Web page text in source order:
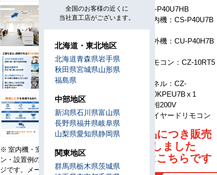
※ 室内機・室外機・リモコ
ン・設置例の画像はイメー
ジです。メーカー、機種等
型番 PA-P40U7HB
構成
室内機：CS-P40U7B
x 1
室外機：CU-P40H7B
リモコン：CZ-10RT5
パネル：CZ-
160KPEU7B x 1
三相200V
リモコン
ワイヤードリモコン
旧型番商品につき販売
は終了しました
後継機種はこちらです
全国のお客様の近くに
当社直工店がございます。
北海道・東北地区
北海道青森県岩手県
秋田県宮城県山形県
福島県
中部地区
新潟県石川県富山県
長野県福井県岐阜県
山梨県愛知県静岡県
関東地区
群馬県栃木県茨城県